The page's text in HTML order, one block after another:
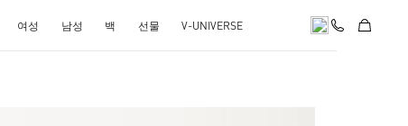
여성 남성 백 선물 V-UNIVERSE